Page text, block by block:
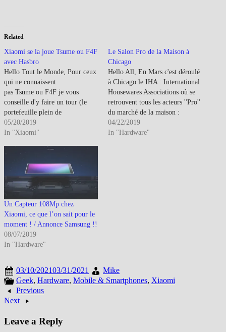
Related
Xiaomi se la joue Tsume ou F4F
avec Hasbro
Hello Tout le Monde, Pour ceux
qui ne connaissent
pas Tsume ou F4F je vous
conseille d'y faire un tour (le
portefeuille plein de
préférence^^) Donc ce petit post
pour vous parler de la nouvelle
Xiaomi dispo sur le site en ligne
chinois Youpin. Pour info ce
n'est pas la 1ère…
05/20/2019
In "Xiaomi"
Le Salon Pro de la Maison à
Chicago
Hello All, En Mars c'est déroulé
à Chicago le IHA : International
Housewares Associations où se
retrouvent tous les acteurs ''Pro''
du marché de la maison :
https://www.youtube.com/embed/
Pourqoi en parler ? Car Roidmi
04/22/2019
In "Hardware"
Un Capteur 108Mp chez
Xiaomi, ce que l’on sait pour le
moment ! / Annonce Samsung !!
08/07/2019
In "Hardware"
03/10/202103/31/2021
Mike
Geek, Hardware, Mobile & Smartphones, Xiaomi
Previous
Next
Leave a Reply